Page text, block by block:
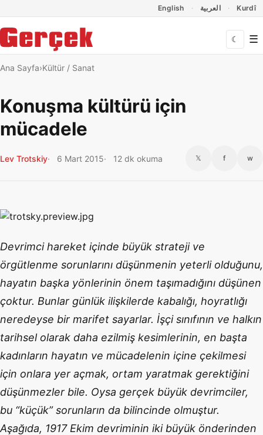
English العربية Kurdî
☾ ☰
Ana Sayfa Kültür / Sanat
Konuşma kültürü için
mücadele
Lev Trotskiy 6 Mart 2015 12 dk okuma 𝕏 f w
Devrimci hareket içinde büyük strateji ve
örgütlenme sorunlarını düşünmenin yeterli olduğunu,
hayatın başka yönlerinin önem taşımadığını düşünen
çoktur. Bunlar günlük ilişkilerde kabalığı, hoyratlığı
neredeyse bir marifet sayarlar. İşçi sınıfının ve halkın
tarihsel olarak daha ezilmiş kesimlerinin, en başta
kadınların hayatın ve mücadelenin içine çekilmesi
için onlara yer açmak, ortam yaratmak gerektiğini
düşünmezler bile. Oysa gerçek büyük devrimciler,
bu “küçük” sorunların da bilincinde olmuştur.
Aşağıda, 1917 Ekim devriminin iki büyük önderinden